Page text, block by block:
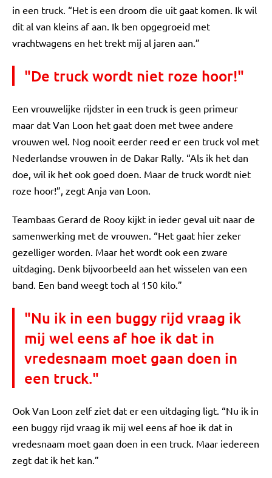
in een truck. “Het is een droom die uit gaat komen. Ik wil
dit al van kleins af aan. Ik ben opgegroeid met
vrachtwagens en het trekt mij al jaren aan.”
"De truck wordt niet roze hoor!"
Een vrouwelijke rijdster in een truck is geen primeur
maar dat Van Loon het gaat doen met twee andere
vrouwen wel. Nog nooit eerder reed er een truck vol met
Nederlandse vrouwen in de Dakar Rally. “Als ik het dan
doe, wil ik het ook goed doen. Maar de truck wordt niet
roze hoor!”, zegt Anja van Loon.
Teambaas Gerard de Rooy kijkt in ieder geval uit naar de
samenwerking met de vrouwen. “Het gaat hier zeker
gezelliger worden. Maar het wordt ook een zware
uitdaging. Denk bijvoorbeeld aan het wisselen van een
band. Een band weegt toch al 150 kilo.”
"Nu ik in een buggy rijd vraag ik
mij wel eens af hoe ik dat in
vredesnaam moet gaan doen in
een truck."
Ook Van Loon zelf ziet dat er een uitdaging ligt. “Nu ik in
een buggy rijd vraag ik mij wel eens af hoe ik dat in
vredesnaam moet gaan doen in een truck. Maar iedereen
zegt dat ik het kan.”